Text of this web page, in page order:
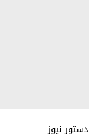
دستور نيوز